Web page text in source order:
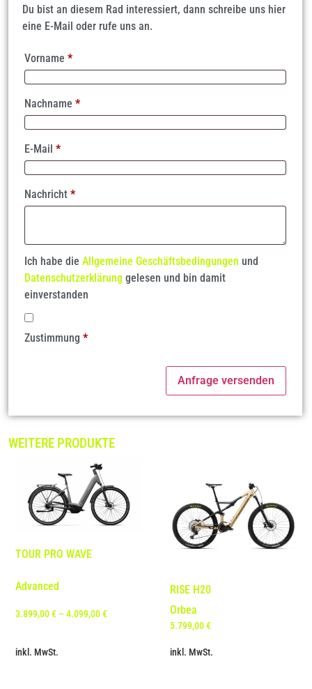
Du bist an diesem Rad interessiert, dann schreibe uns hier
eine E-Mail oder rufe uns an.
Vorname *
Nachname *
E-Mail *
Nachricht *
Ich habe die Allgemeine Geschäftsbedingungen und
Datenschutzerklärung gelesen und bin damit
einverstanden
Zustimmung *
WEITERE PRODUKTE
TOUR PRO WAVE
Advanced
3.899,00€ – 4.099,00€
inkl. MwSt.
RISE H20
Orbea
5.799,00€
inkl. MwSt.